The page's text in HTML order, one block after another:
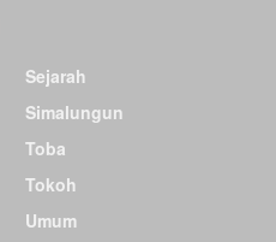
Sejarah
Simalungun
Toba
Tokoh
Umum